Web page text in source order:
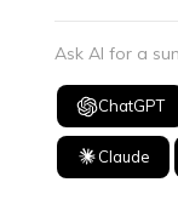
Ask AI for a
ChatGPT
Claude